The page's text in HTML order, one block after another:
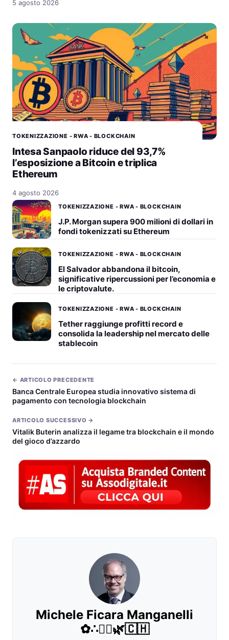
5 agosto 2026
TOKENIZZAZIONE - RWA - BLOCKCHAIN
Intesa Sanpaolo riduce del 93,7%
l’esposizione a Bitcoin e triplica
Ethereum
4 agosto 2026
TOKENIZZAZIONE - RWA - BLOCKCHAIN
J.P. Morgan supera 900 milioni di dollari in
fondi tokenizzati su Ethereum
TOKENIZZAZIONE - RWA - BLOCKCHAIN
El Salvador abbandona il bitcoin,
significative ripercussioni per l’economia e
le criptovalute.
TOKENIZZAZIONE - RWA - BLOCKCHAIN
Tether raggiunge profitti record e
consolida la leadership nel mercato delle
stablecoin
← ARTICOLO PRECEDENTE
Banca Centrale Europea studia innovativo sistema di
pagamento con tecnologia blockchain
ARTICOLO SUCCESSIVO →
Vitalik Buterin analizza il legame tra blockchain e il mondo
del gioco d’azzardo
Michele Ficara Manganelli
✿∴♛🌿🇨🇭